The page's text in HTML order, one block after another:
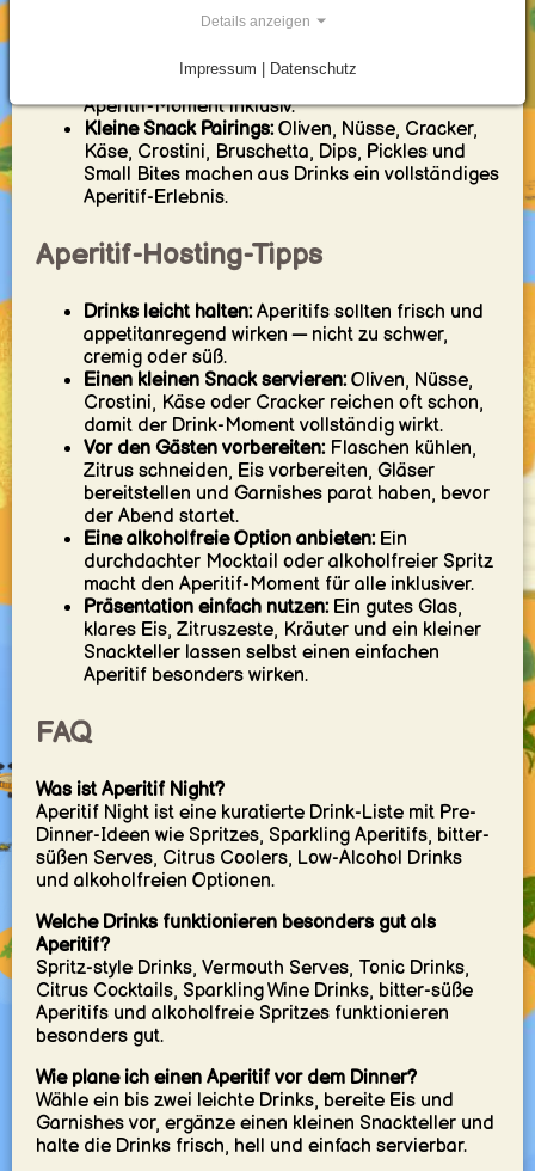
Abend easy bleiben soll.
alkoholfreie Serves, Citrus-Herb Coolers, Tonic
Drinks und Sparkling Fruit Drinks machen den
Aperitif-Moment inklusiv.
Kleine Snack Pairings:Oliven, Nüsse, Cracker,
Käse, Crostini, Bruschetta, Dips, Pickles und
Small Bites machen aus Drinks ein vollständiges
Aperitif-Erlebnis.
Aperitif-Hosting-Tipps
Drinks leicht halten:Aperitifs sollten frisch und
appetitanregend wirken — nicht zu schwer,
cremig oder süß.
Einen kleinen Snack servieren:Oliven, Nüsse,
Crostini, Käse oder Cracker reichen oft schon,
damit der Drink-Moment vollständig wirkt.
Vor den Gästen vorbereiten:Flaschen kühlen,
Zitrus schneiden, Eis vorbereiten, Gläser
bereitstellen und Garnishes parat haben, bevor
der Abend startet.
Eine alkoholfreie Option anbieten:Ein
durchdachter Mocktail oder alkoholfreier Spritz
macht den Aperitif-Moment für alle inklusiver.
Präsentation einfach nutzen:Ein gutes Glas,
klares Eis, Zitruszeste, Kräuter und ein kleiner
Snackteller lassen selbst einen einfachen
Aperitif besonders wirken.
FAQ
Was ist Aperitif Night?
Aperitif Night ist eine kuratierte Drink-Liste mit Pre-
Dinner-Ideen wie Spritzes, Sparkling Aperitifs, bitter-
süßen Serves, Citrus Coolers, Low-Alcohol Drinks
und alkoholfreien Optionen.
Welche Drinks funktionieren besonders gut als
Aperitif?
Spritz-style Drinks, Vermouth Serves, Tonic Drinks,
Citrus Cocktails, Sparkling Wine Drinks, bitter-süße
Aperitifs und alkoholfreie Spritzes funktionieren
besonders gut.
Wie plane ich einen Aperitif vor dem Dinner?
Wähle ein bis zwei leichte Drinks, bereite Eis und
Garnishes vor, ergänze einen kleinen Snackteller und
halte die Drinks frisch, hell und einfach servierbar.
Details anzeigen
Impressum | Datenschutz